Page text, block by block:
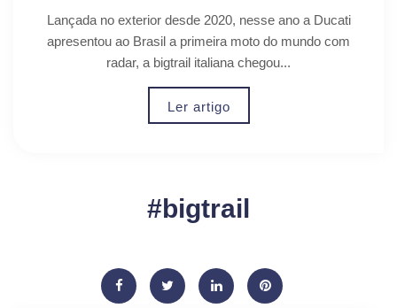
Lançada no exterior desde 2020, nesse ano a Ducati
apresentou ao Brasil a primeira moto do mundo com
radar, a bigtrail italiana chegou...
Ler artigo
#bigtrail